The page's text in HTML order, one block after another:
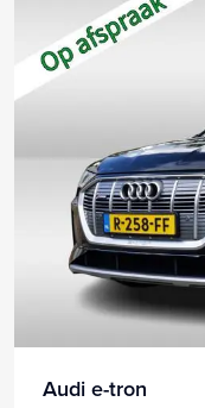
Audi e-tron